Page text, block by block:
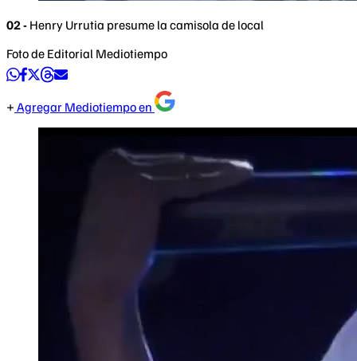
02 - Henry Urrutia presume la camisola de local
Foto de Editorial Mediotiempo
Agregar Mediotiempo en